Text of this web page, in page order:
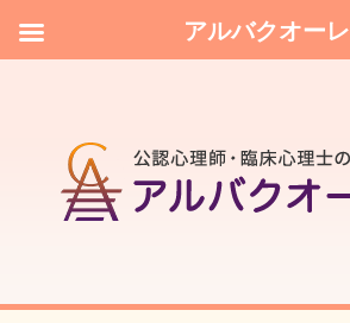
アルバクオーレ